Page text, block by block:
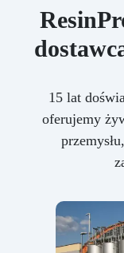
15 lat
oferujemy